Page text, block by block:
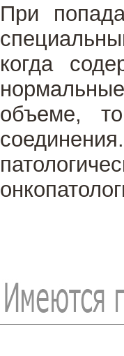
При
когда
объеме,